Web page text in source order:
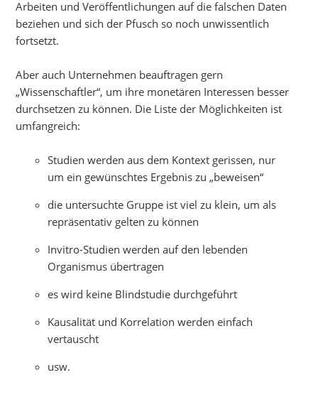
Arbeiten und Veröffentlichungen auf die falschen Daten
beziehen und sich der Pfusch so noch unwissentlich
fortsetzt.
Aber auch Unternehmen beauftragen gern
„Wissenschaftler“, um ihre monetären Interessen besser
durchsetzen zu können. Die Liste der Möglichkeiten ist
umfangreich:
Studien werden aus dem Kontext gerissen, nur
um ein gewünschtes Ergebnis zu „beweisen“
die untersuchte Gruppe ist viel zu klein, um als
repräsentativ gelten zu können
Invitro-Studien werden auf den lebenden
Organismus übertragen
es wird keine Blindstudie durchgeführt
Kausalität und Korrelation werden einfach
vertauscht
usw.